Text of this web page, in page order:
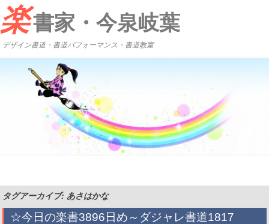
楽書家・今泉岐葉
デザイン書道・書道パフォーマンス・書道教室
タグアーカイブ: あさはかな
☆今日の楽書3896日め～ダジャレ書道1817